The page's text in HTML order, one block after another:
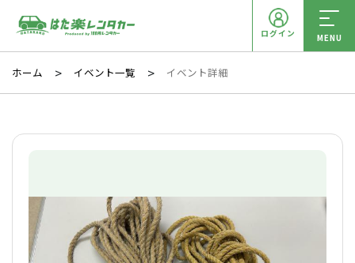
ログイン MENU
ホーム イベント一覧 イベント詳細